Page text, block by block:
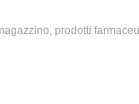
prodotti